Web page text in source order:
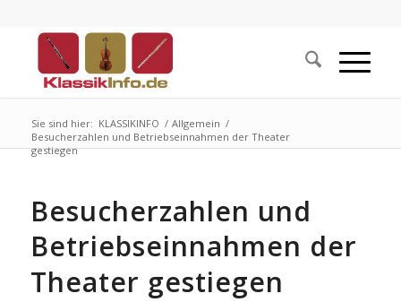
Sie sind hier: KLASSIKINFO / Allgemein /
Besucherzahlen und Betriebseinnahmen der Theater
gestiegen
Besucherzahlen und
Betriebseinnahmen der
Theater gestiegen